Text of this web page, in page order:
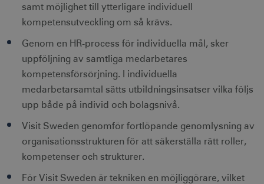
samt möjlighet till ytterligare individuell
kompetensutveckling om så krävs.
Genom en HR-process för individuella mål, sker
uppföljning av samtliga medarbetares
kompetensförsörjning. I individuella
medarbetarsamtal sätts utbildningsinsatser vilka följs
upp både på individ och bolagsnivå.
Visit Sweden genomför fortlöpande genomlysning av
organisationsstrukturen för att säkerställa rätt roller,
kompetenser och strukturer.
För Visit Sweden är tekniken en möjliggörare, vilket